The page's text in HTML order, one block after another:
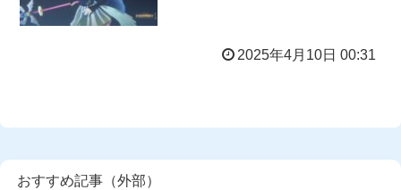
2025年4月10日 00:31
おすすめ記事（外部）